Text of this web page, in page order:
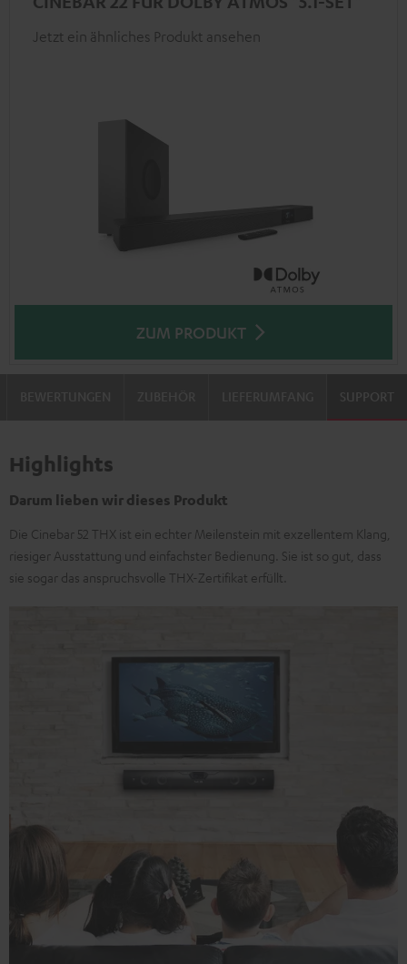
Jetzt ein ähnliches Produkt ansehen
ZUM PRODUKT
SUPPORT
Highlights
Darum lieben wir dieses Produkt
Die Cinebar 52 THX ist ein echter Meilenstein mit exzellentem Klang,
riesiger Ausstattung und einfachster Bedienung. Sie ist so gut, dass
sie sogar das anspruchsvolle THX-Zertifikat erfüllt.